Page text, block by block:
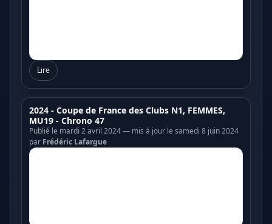
Lire
2024 - Coupe de France des Clubs N1, FEMMES,
MU19 - Chrono 47
Publié le mardi 2 avril 2024 — mis à jour le samedi 8 juin 2024
par Frédéric Lafargue